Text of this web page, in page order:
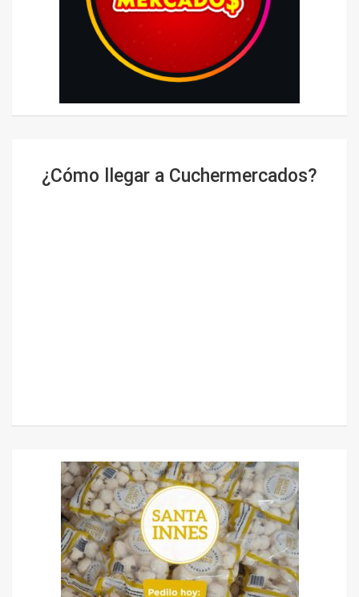
¿Cómo llegar a Cuchermercados?